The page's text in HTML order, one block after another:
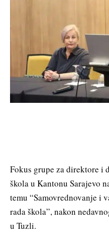
Fokus grupe za direktore i
škola u Kantonu Sarajevo
temu “Samovrednovanje i
rada škola”, nakon
u Tuzli.